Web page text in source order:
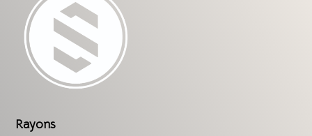
Rayons